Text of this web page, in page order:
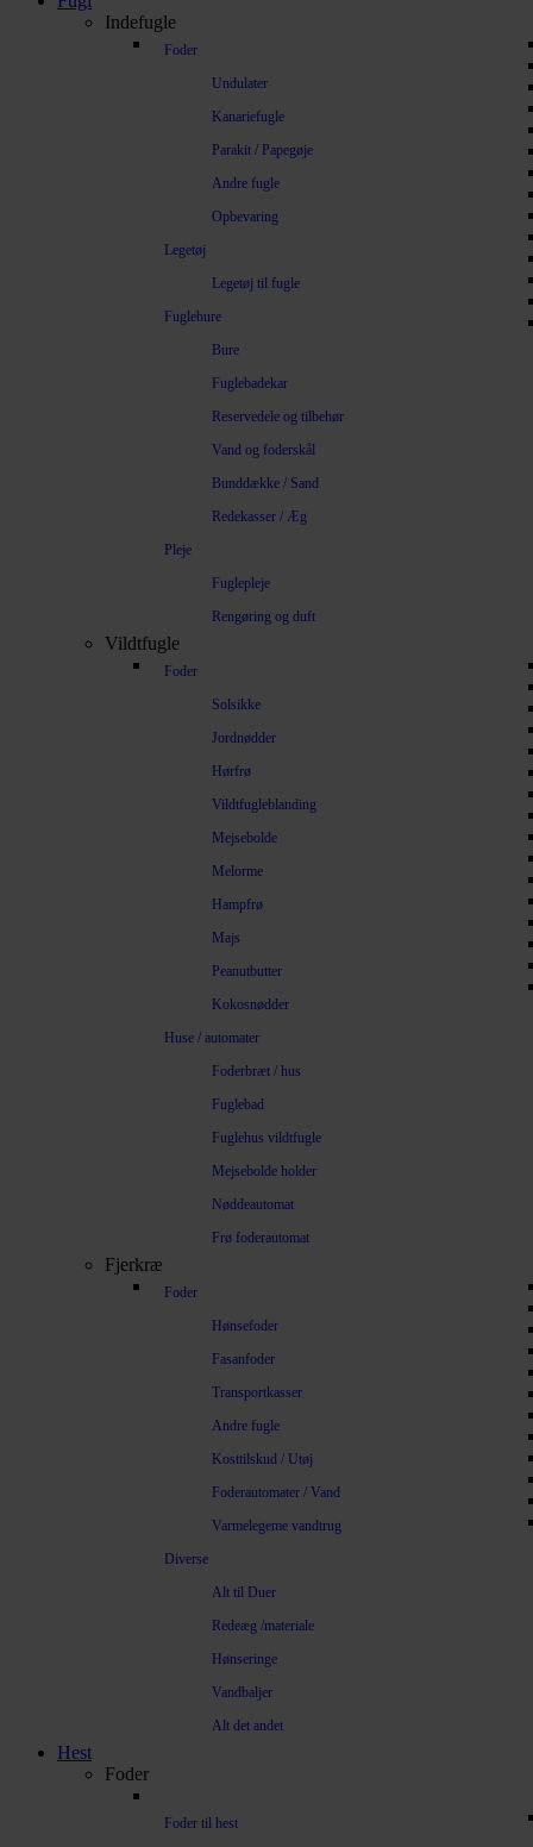
Indefugle
Foder
Undulater
Kanariefugle
Parakit / Papegøje
Andre fugle
Opbevaring
Legetøj
Legetøj til fugle
Fuglebure
Bure
Fuglebadekar
Reservedele og tilbehør
Vand og foderskål
Bunddække / Sand
Redekasser / Æg
Pleje
Fuglepleje
Rengøring og duft
Vildtfugle
Foder
Solsikke
Jordnødder
Hørfrø
Vildtfugleblanding
Mejsebolde
Melorme
Hampfrø
Majs
Peanutbutter
Kokosnødder
Huse / automater
Foderbræt / hus
Fuglebad
Fuglehus vildtfugle
Mejsebolde holder
Nøddeautomat
Frø foderautomat
Fjerkræ
Foder
Hønsefoder
Fasanfoder
Transportkasser
Andre fugle
Kosttilskud / Utøj
Foderautomater / Vand
Varmelegeme vandtrug
Diverse
Alt til Duer
Redeæg /materiale
Hønseringe
Vandbaljer
Alt det andet
Hest
Foder
Foder til hest